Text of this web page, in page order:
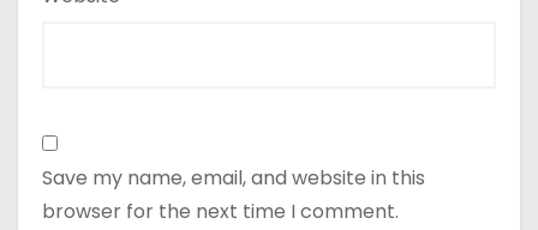
Save my name, email, and website in this
browser for the next time I comment.